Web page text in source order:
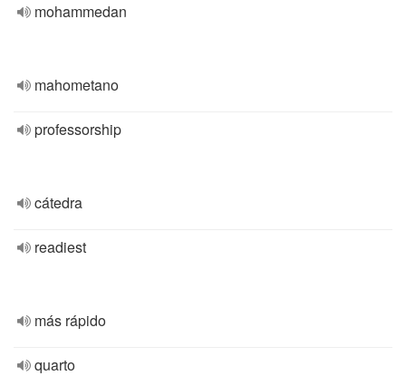
mohammedan
mahometano
professorship
cátedra
readiest
más rápido
quarto